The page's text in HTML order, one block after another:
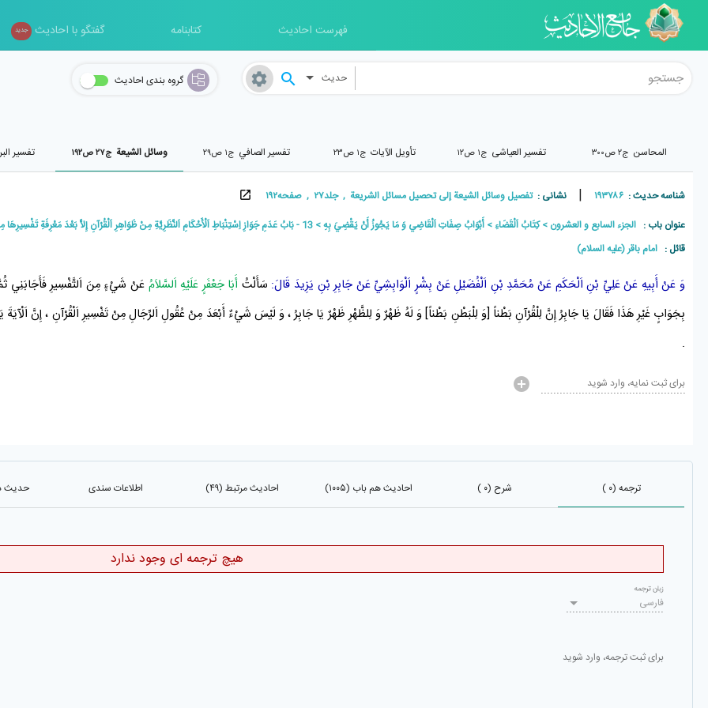
فهرست احادیث کتابنامه گفتگو با احادیث جدید
حدیث گروه بندی احادیث
المحاسن ج۲ ص۳۰۰ تفسیر العیاشی ج۱ ص۱۲ تأويل الآيات ج۱ ص۲۳ تفسير الصافي ج۱ ص۲۹ وسائل الشیعة ج۲۷ ص۱۹۲ تفسیر
شناسه حدیث : ۱۹۳۷۸۶ | نشانی :تفصیل وسائل الشیعة إلی تحصیل مسائل الشریعة , جلد۲۷ , صفحه۱۹۲
عنوان باب : الجزء السابع و العشرون كِتَابُ اَلْقَضَاءِ أَبْوَابُ صِفَاتِ اَلْقَاضِي وَ مَا يَجُوزُ أَنْ يَقْضِيَ بِهِ
قائل : امام باقر (علیه السلام)
وَ عَنْأَبِيهِ عَنْعَلِيِّ بْنِ اَلْحَكَمِ عَنْ مُحَمَّدِ بْنِ اَلْفُضَيْلِعَنْ بِشْرٍ اَلْوَابِشِيِّ عَنْ جَابِرِ بْنِ يَزِيدَ قَالَ: سَأَلْتُ أَبَا جَعْفَرٍ عَلَيْهِ اَلسَّلاَمُ عَنْ شَيْءٍ مِنَ اَلتَّفْسِيرِ فَأَجَابَنِي
بِجَوَابٍ غَيْرِ هَذَا فَقَالَ يَا جَابِرُإِنَّ لِلْقُرْآنِ بَطْناً [وَ لِلْبَطْنِ بَطْناً] وَ لَهُ ظَهْرٌ وَ لِلظَّهْرِ ظَهْرٌ يَا جَابِرُ، وَ لَيْسَ شَيْءٌ أَبْعَدَ مِنْ عُقُولِ اَلرِّجَالِ مِنْ تَفْسِيرِاَلْقُرْآنِ ، إِنَّ
.
برای ثبت نمایه، وارد شوید
ترجمه (۰ ) شرح (۰ ) احادیث هم باب (۱۰۰۵) احادیث مرتبط (۴۹) اطلاعات سندی حدیث
هیچ ترجمه ای وجود ندارد
فارسی
زبان ترجمه
برای ثبت ترجمه، وارد شوید